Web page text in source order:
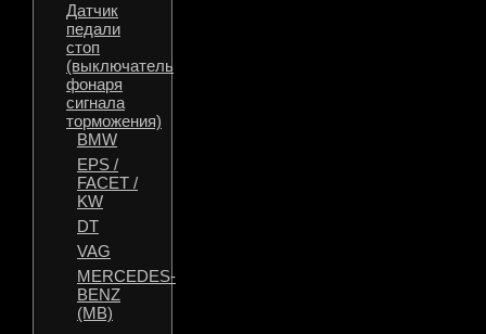
Датчик
педали
стоп
(выключатель
фонаря
сигнала
торможения)
BMW
EPS /
FACET /
KW
DT
VAG
MERCEDES-
BENZ
(MB)